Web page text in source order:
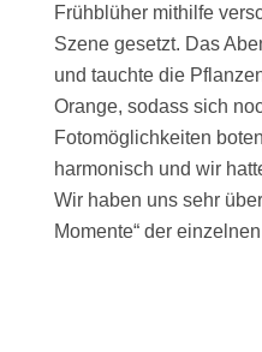
Frühblüher mithilfe
Szene gesetzt. Das
und tauchte die
Orange, sodass sich
Fotomöglichkeiten
harmonisch und wir
Wir haben uns sehr
Momente“ der